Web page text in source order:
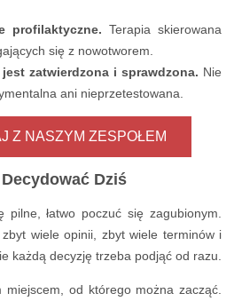
profilaktyczne. Terapia skierowana
się z nowotworem.
zatwierdzona i sprawdzona. Nie
ani nieprzetestowana.
Z NASZYM ZESPOŁEM
Dziś
pilne, łatwo poczuć się zagubionym.
zbyt wiele opinii, zbyt wiele terminów i
każdą decyzję trzeba podjąć od razu.
miejscem, od którego można zacząć.